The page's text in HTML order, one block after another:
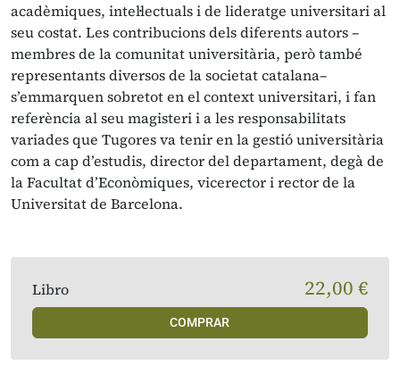
acadèmiques, intel·lectuals i de lideratge universitari al
seu costat. Les contribucions dels diferents autors –
membres de la comunitat universitària, però també
representants diversos de la societat catalana–
s’emmarquen sobretot en el context universitari, i fan
referència al seu magisteri i a les responsabilitats
variades que Tugores va tenir en la gestió universitària
com a cap d’estudis, director del departament, degà de
la Facultat d’Econòmiques, vicerector i rector de la
Universitat de Barcelona.
Libro 22,00 €
COMPRAR